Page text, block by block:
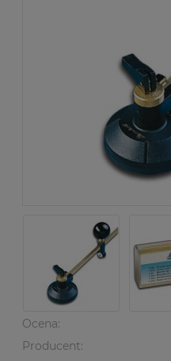
Ocena:
Producent: